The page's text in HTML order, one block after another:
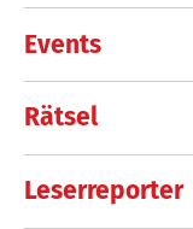
Events
Rätsel
Leserreporter